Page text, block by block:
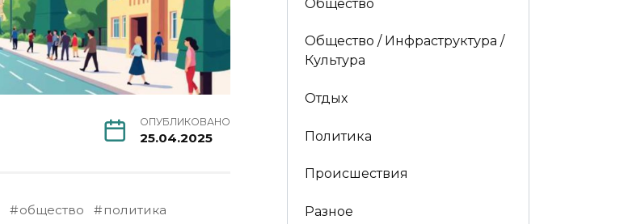
ОПУБЛИКОВАНО
25.04.2025
общество
политика
Общество / Инфраструктура /
Культура
Отдых
Политика
Происшествия
Разное